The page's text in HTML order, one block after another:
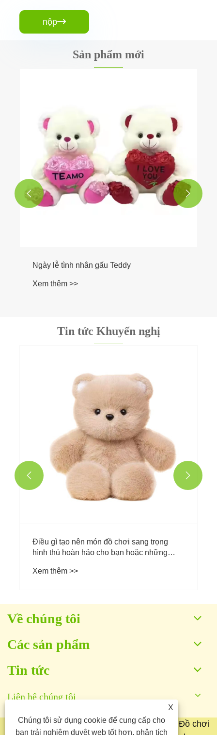
nộp
Sản phẩm mới
Ngày lễ tình nhân gấu Teddy
Xem thêm >>
 
Tin tức Khuyến nghị
Điều gì tạo nên món đồ chơi sang trọng
hình thú hoàn hảo cho bạn hoặc những
Xem thêm >>
 
Về chúng tôi
Các sản phẩm
Tin tức
Liên hệ chúng tôi
Bản quyền © 2025 Công ty TNHH Sản xuất Đồ chơi
X
Chúng tôi sử dụng cookie để cung cấp cho
bạn trải nghiệm duyệt web tốt hơn, phân tích